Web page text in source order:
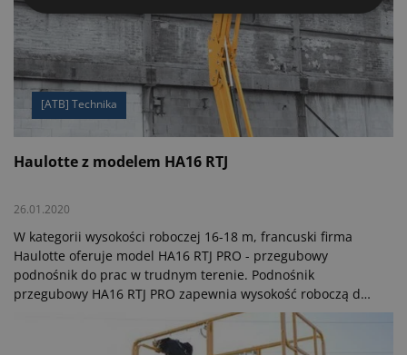
[ATB] Technika
Haulotte z modelem HA16 RTJ
26.01.2020
W kategorii wysokości roboczej 16-18 m, francuski firma
Haulotte oferuje model HA16 RTJ PRO - przegubowy
podnośnik do prac w trudnym terenie. Podnośnik
przegubowy HA16 RTJ PRO zapewnia wysokość roboczą do
16 m przy wysokości platformy 14 m i maksymalny zasięg
8,3 m. Na rynku europejskim za napęd odpowiada silnik
Kubota o mocy 18,5 kW, który spełnia normę emisji spalin